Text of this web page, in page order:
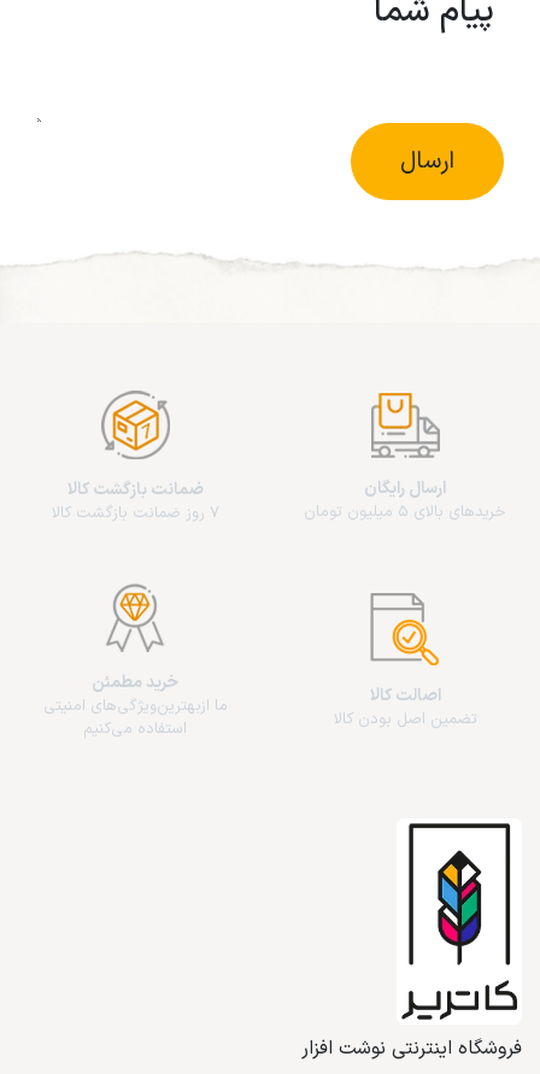
پیام شما
ارسال
ارسال رایگان
خریدهای بالای 5 میلیون تومان
ضمانت بازگشت کالا
7 روز ضمانت بازگشت کالا
اصالت کالا
تضمین اصل بودن کالا
خرید مطمئن
ما از‌بهترین‌ویژگی‌های امنیتی
استفاده می‌کنیم
فروشگاه اینترنتی نوشت افزار